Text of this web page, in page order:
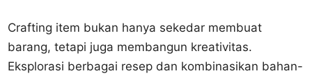
Crafting item bukan hanya sekedar membuat
barang, tetapi juga membangun kreativitas.
Eksplorasi berbagai resep dan kombinasikan bahan-